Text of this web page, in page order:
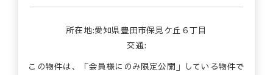
所在地:愛知県豊田市保見ケ丘６丁目
交通:
この物件は、「会員様にのみ限定公開」している物件で